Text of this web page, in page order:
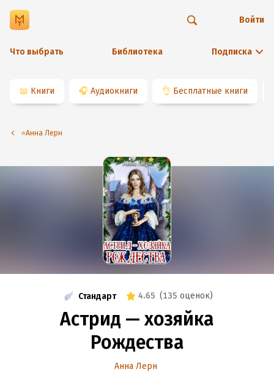
Что выбрать Библиотека Подписка
Войти
📖 Книги 🎧 Аудиокниги 👌 Бесплатные книги
⭐️Анна Лерн
Стандарт 4.65 (135 оценок)
Астрид — хозяйка
Рождества
Анна Лерн